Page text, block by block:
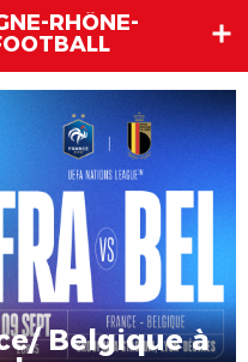
RHÔNE-
Belgique à